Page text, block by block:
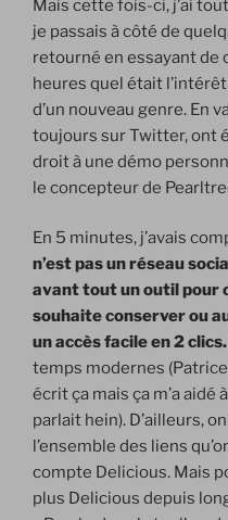
Mais cette fois-ci, j’ai
je passais à côté de
retourné en essayant de
heures quel était
d’un nouveau genre. En
toujours sur Twitter, ont
droit à une démo
le concepteur de
En 5 minutes, j’avais
n’est pas un réseau
avant tout un outil pour
souhaite conserver ou
un accès facile en 2 clics.
temps modernes
écrit ça mais ça m’a aidé
parlait hein). D’ailleurs,
l’ensemble des liens
compte Delicious. Mais
plus Delicious depuis